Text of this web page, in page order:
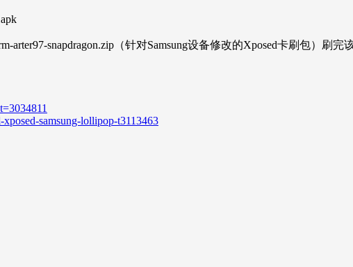
arter97-snapdragon.zip（针对Samsung设备修改的Xposed卡刷包）刷
samsung-lollipop-t3113463